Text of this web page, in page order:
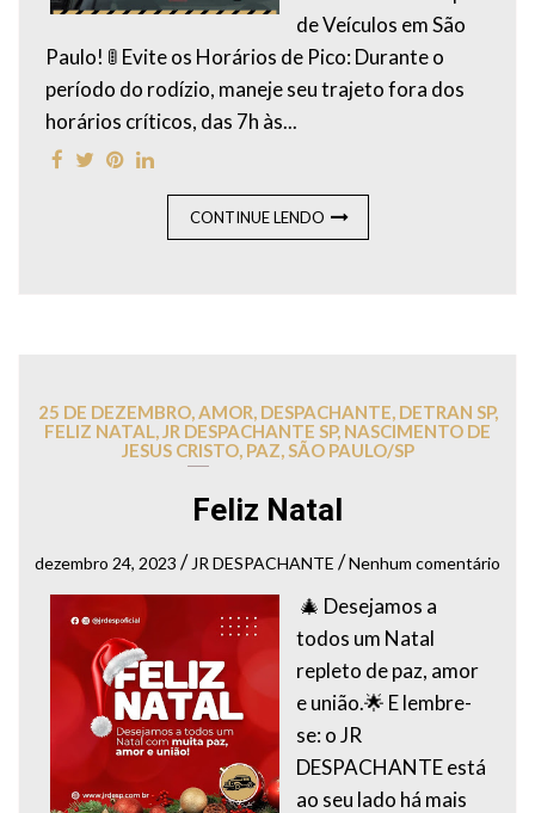
de Veículos em São
Paulo! 🚦 Evite os Horários de Pico: Durante o
período do rodízio, maneje seu trajeto fora dos
horários críticos, das 7h às...
CONTINUE LENDO
25 DE DEZEMBRO, AMOR DESPACHANTE DETRAN SP,
FELIZ NATAL
JR DESPACHANTE SP, NASCIMENTO DE
JESUS CRISTO, PAZ SÃO PAULO/SP
Feliz Natal
dezembro 24, 2023 / JR DESPACHANTE /Nenhum comentário
🎄 Desejamos a
todos um Natal
repleto de paz, amor
e união.🌟 E lembre-
se: o JR
DESPACHANTE está
ao seu lado há mais